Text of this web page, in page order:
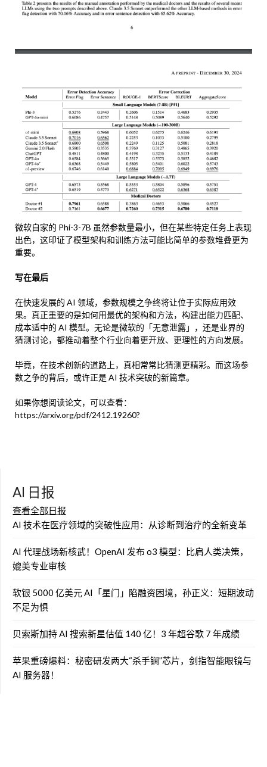
微软自家的 Phi-3-7B 虽然参数量最小，但在某些特定任务上表现
出色，这印证了模型架构和训练方法可能比简单的参数堆叠更为
重要。
写在最后
在快速发展的 AI 领域，参数规模之争终将让位于实际应用效
果。真正重要的是如何用最优的架构和方法，构建出能力匹配、
成本适中的 AI 模型。无论是微软的「无意泄露」，还是业界的
猜测讨论，都推动着整个行业向着更开放、更理性的方向发展。
毕竟，在技术创新的道路上，真相常常比猜测更精彩。而这场参
数之争的背后，或许正是 AI 技术突破的新篇章。
如果你想阅读论文，可以查看：
https://arxiv.org/pdf/2412.19260?
AI 日报
查看全部日报
AI 技术在医疗领域的突破性应用：从诊断到治疗的全新变革
AI 代理战场新核武！OpenAI 发布 o3 模型：比肩人类决策，
媲美专业审核
软银 5000 亿美元 AI「星门」陷融资困境，孙正义：短期波动
不足为惧
贝索斯加持 AI 搜索新星估值 140 亿！3 年超谷歌 7 年成绩
苹果重磅爆料：秘密研发两大“杀手锏”芯片，剑指智能眼镜与
AI 服务器！